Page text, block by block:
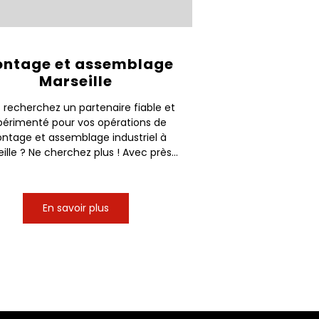
et assemblage
Marseille
recherchez un partenaire fiable et
pour vos opérations de
et assemblage industriel à
? Ne cherchez plus ! Avec près...
En savoir plus